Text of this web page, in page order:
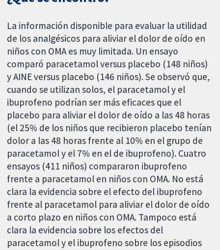
La información disponible para evaluar la utilidad
de los analgésicos para aliviar el dolor de oído en
niños con OMA es muy limitada. Un ensayo
comparó paracetamol versus placebo (148 niños)
y AINE versus placebo (146 niños). Se observó que,
cuando se utilizan solos, el paracetamol y el
ibuprofeno podrían ser más eficaces que el
placebo para aliviar el dolor de oído a las 48 horas
(el 25% de los niños que recibieron placebo tenían
dolor a las 48 horas frente al 10% en el grupo de
paracetamol y el 7% en el de ibuprofeno). Cuatro
ensayos (411 niños) compararon ibuprofeno
frente a paracetamol en niños con OMA. No está
clara la evidencia sobre el efecto del ibuprofeno
frente al paracetamol para aliviar el dolor de oído
a corto plazo en niños con OMA. Tampoco está
clara la evidencia sobre los efectos del
paracetamol y el ibuprofeno sobre los episodios